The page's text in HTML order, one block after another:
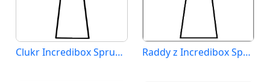
Clukr Incredibox Sprunki Raddy z Incredibox Sprunki